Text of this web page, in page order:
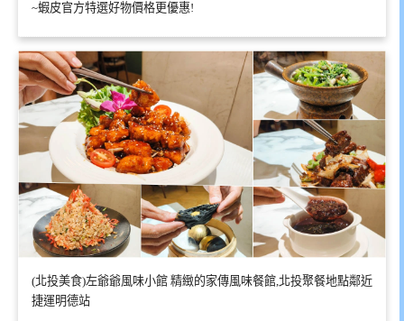
~蝦皮官方特選好物價格更優惠!
(北投美食)左爺爺風味小館 精緻的家傳風味餐館,北投聚餐地點鄰近
捷運明德站